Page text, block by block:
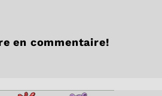
en commentaire!